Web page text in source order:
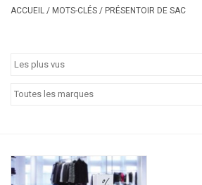
ACCUEIL / MOTS-CLÉS / PRÉSENTOIR DE SAC